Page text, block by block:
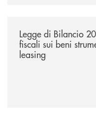
Legge di Bilancio
fiscali sui beni
leasing